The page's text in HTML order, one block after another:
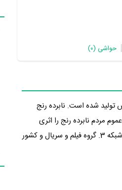
حواشی (0)
و دفاع مقدس تولید شده است. نابرده رنج
عموم مردم نابرده رنج را اثری
تهیه‌کنندگان نابرده رنج این سریال را، به‌عنوان محصول شبکه 3. گروه فیلم و سریال و کشور